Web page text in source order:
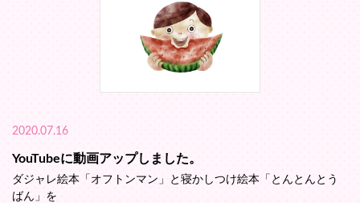
2020.07.16
YouTubeに動画アップしました。
ダジャレ絵本「オフトンマン」と寝かしつけ絵本「とんとんとう
ばん」を